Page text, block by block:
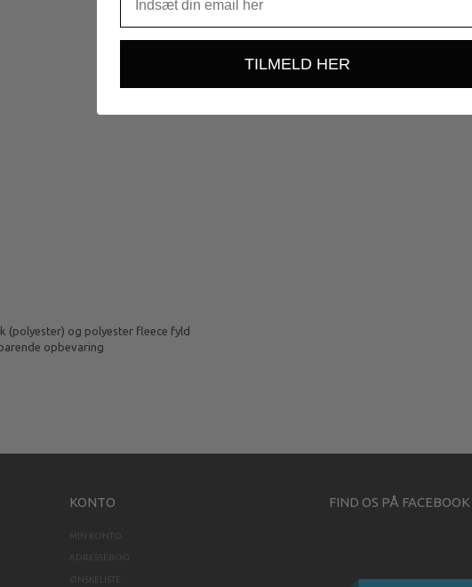
(polyester) og polyester fleece fyld
opbevaring
KONTO
MIN KONTO
ADRESSEBOG
ØNSKELISTE
FIND OS PÅ FACEBOOK
TILMELD HER